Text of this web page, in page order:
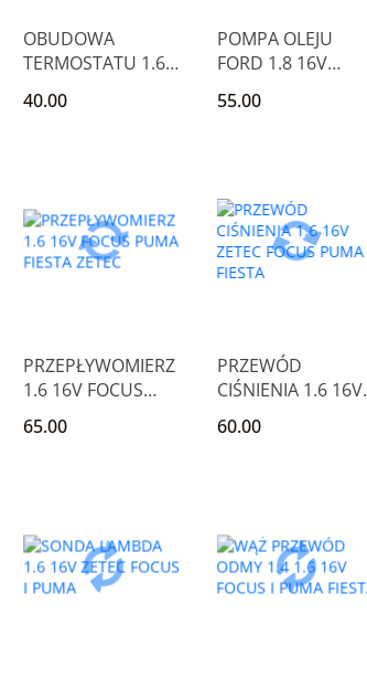
OBUDOWA
TERMOSTATU 1.6
PUMA FIESTA
40.00
POMPA OLEJU
FORD 1.8 16V
55.00
PRZEPŁYWOMIERZ
1.6 16V FOCUS
PUMA FIESTA
ZETEC
65.00
PRZEWÓD
CIŚNIENIA 1.6 16V
ZETEC FOCUS
PUMA FIESTA
60.00